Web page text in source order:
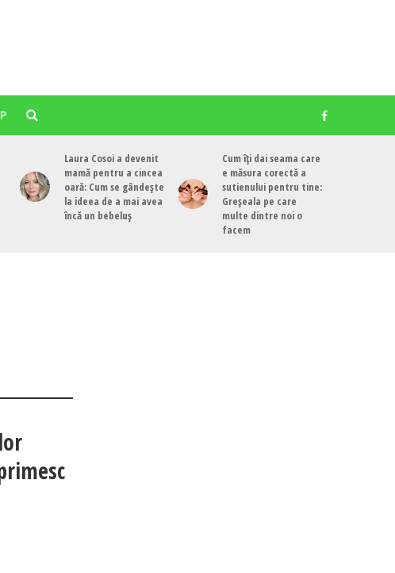
Laura Cosoi a devenit
mamă pentru a cincea
oară: Cum se gândește
la ideea de a mai avea
încă un bebeluș
Cum îți dai seama care
e măsura corectă a
sutienului pentru tine:
Greșeala pe care
multe dintre noi o
facem